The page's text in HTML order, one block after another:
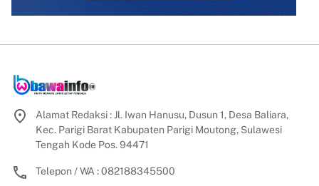
Alamat Redaksi : Jl. Iwan Hanusu, Dusun 1, Desa Baliara,
Kec. Parigi Barat Kabupaten Parigi Moutong, Sulawesi
Tengah Kode Pos. 94471
Telepon / WA : 082188345500